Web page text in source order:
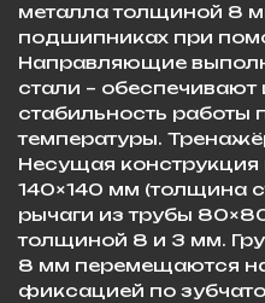
металла толщиной 8
подшипниках при
Направляющие
стали – обеспечивают
стабильность работы
температуры.
Несущая
140×140 мм (толщина
рычаги из трубы
толщиной 8 и 3 мм.
8 мм перемещаются
фиксацией по